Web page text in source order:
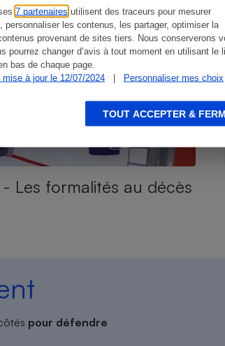
7 partenaires utilisent des traceurs pour mesurer
personnaliser les contenus, les partager, optimiser la
provenant de sites tiers. Nous conserverons
pourrez changer d’avis à tout moment en utilisant le
bas de chaque page.
à jour le 12/07/2024
| Personnaliser mes choix
TOUT ACCEPTER &
Les formalités au décès
pour défendre